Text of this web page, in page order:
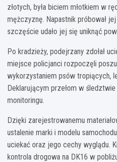
złotych, była biciem młotkiem w
mężczyznę. Napastnik próbował
szczęście udało jej się uniknąć
Po kradzieży, podejrzany zdołał
miejsce policjanci rozpoczęli
wykorzystaniem psów tropiących,
Deklarującym przełom w śledztwie
monitoringu.
Dzięki zarejestrowanemu
ustalenie marki i modelu
uciekać oraz jego cechy wyglądu.
kontrola drogowa na DK16 w